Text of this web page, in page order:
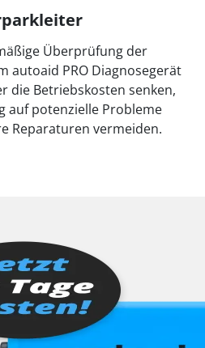
Überprüfung der
autoaid PRO Diagnosegerät
die Betriebskosten senken,
auf potenzielle Probleme
Reparaturen vermeiden.